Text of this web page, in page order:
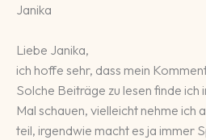
Janika
Liebe Janika,
ich hoffe sehr, dass mein
Solche Beiträge zu lesen finde ich
Mal schauen, vielleicht nehme ich
teil, irgendwie macht es ja immer